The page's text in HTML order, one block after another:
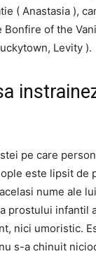
( Anastasia ),
of the
Levity ).
pe care
este lipsit de
nume ale
prostului infantil
nici umoristic.
s-a chinuit